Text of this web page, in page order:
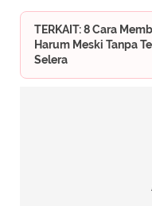
TERKAIT: 8 Cara
Harum Meski Tanpa
Selera